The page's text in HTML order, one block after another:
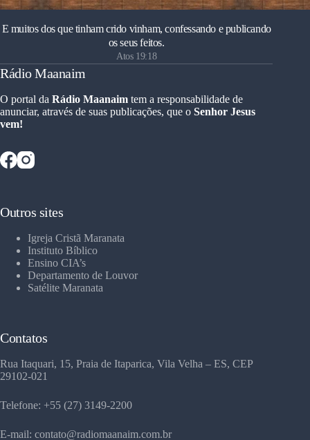
E muitos dos que tinham crido vinham, confessando e publicando
os seus feitos.
Atos 19:18
Rádio Maanaim
O portal da Rádio Maanaim tem a responsabilidade de
anunciar, através de suas publicações, que o Senhor Jesus
vem!
Outros sites
Igreja Cristã Maranata
Instituto Bíblico
Ensino CIA’s
Departamento de Louvor
Satélite Maranata
Contatos
Rua Itaquari, 15, Praia de Itaparica, Vila Velha – ES, CEP
29102-021
Telefone: +55 (27) 3149-2200
E-mail: contato@radiomaanaim.com.br